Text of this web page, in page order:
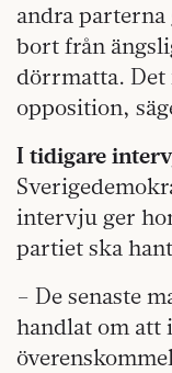
andra
bort från
dörrmatta.
opposition,
I tidigare
intervju ger
partiet ska
– De senaste
handlat om att